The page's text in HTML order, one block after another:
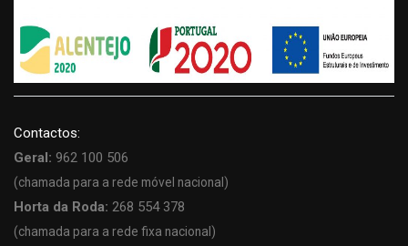
Contactos:
Geral: 962 100 506
(chamada para a rede móvel nacional)
Horta da Roda: 268 554 378
(chamada para a rede fixa nacional)